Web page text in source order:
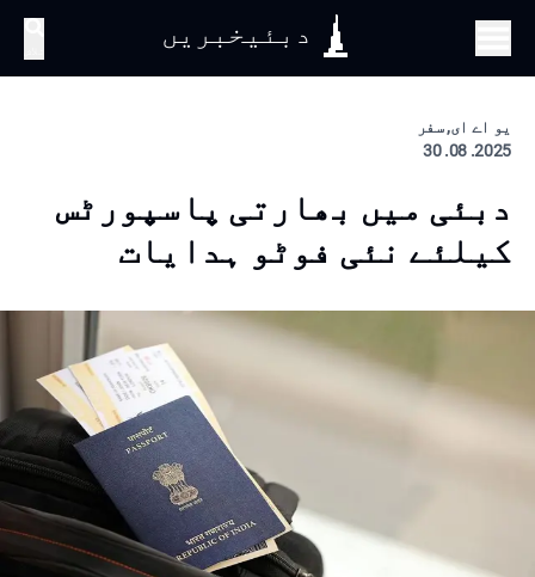
دبئیخبریں
یو اے ای, سفر
2025. 08. 30
دبئی میں بھارتی پاسپورٹس
کیلئے نئی فوٹو ہدایات